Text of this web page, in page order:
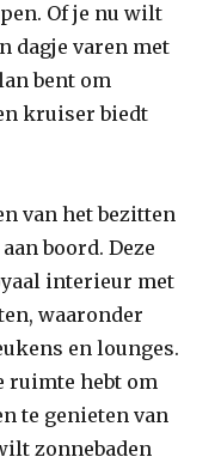
Of je nu wilt
dagje varen met
bent om
kruiser biedt
van het bezitten
boord. Deze
interieur met
waaronder
en lounges.
ruimte hebt om
te genieten van
zonnebaden